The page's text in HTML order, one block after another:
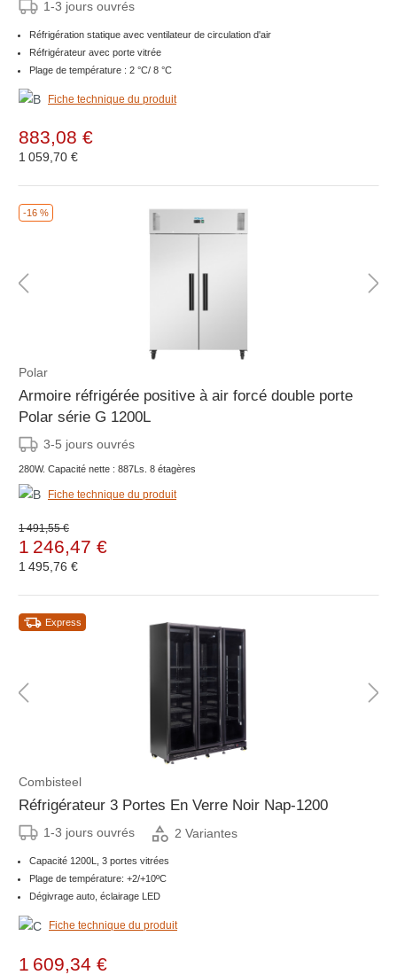
1-3 jours ouvrés
Réfrigération statique avec ventilateur de circulation d'air
Réfrigérateur avec porte vitrée
Plage de température : 2 °C/ 8 °C
Fiche technique du produit
883,08 €
1 059,70 €
-16 %
Polar
Armoire réfrigérée positive à air forcé double porte
Polar série G 1200L
3-5 jours ouvrés
280W. Capacité nette : 887Ls. 8 étagères
Fiche technique du produit
1 491,55 €
1 246,47 €
1 495,76 €
Express
Combisteel
Réfrigérateur 3 Portes En Verre Noir Nap-1200
1-3 jours ouvrés 2 Variantes
Capacité 1200L, 3 portes vitrées
Plage de température: +2/+10ºC
Dégivrage auto, éclairage LED
Fiche technique du produit
1 609,34 €